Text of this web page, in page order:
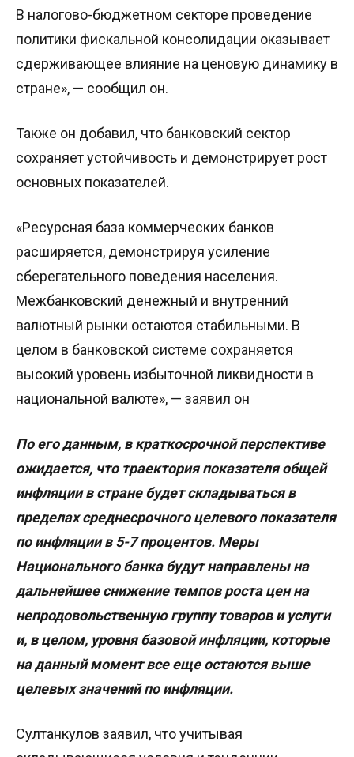
В налогово-бюджетном секторе проведение
политики фискальной консолидации оказывает
сдерживающее влияние на ценовую динамику в
стране», — сообщил он.
Также он добавил, что банковский сектор
сохраняет устойчивость и демонстрирует рост
основных показателей.
«Ресурсная база коммерческих банков
расширяется, демонстрируя усиление
сберегательного поведения населения.
Межбанковский денежный и внутренний
валютный рынки остаются стабильными. В
целом в банковской системе сохраняется
высокий уровень избыточной ликвидности в
национальной валюте», — заявил он
По его данным, в краткосрочной перспективе
ожидается, что траектория показателя общей
инфляции в стране будет складываться в
пределах среднесрочного целевого показателя
по инфляции в 5-7 процентов. Меры
Национального банка будут направлены на
дальнейшее снижение темпов роста цен на
непродовольственную группу товаров и услуги
и, в целом, уровня базовой инфляции, которые
на данный момент все еще остаются выше
целевых значений по инфляции.
Султанкулов заявил, что учитывая